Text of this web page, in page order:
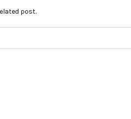
post.